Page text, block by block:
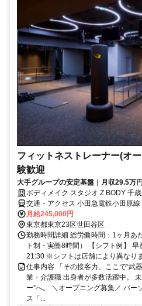
フィットネストレーナー(オ
験歓迎
大手グループの安定基盤｜月収29.5万
ボディメイク スタジオ Z BODY 千
交通・アクセス 小田急電鉄小田原
月給245,000円
東京都東京23区世田谷区
勤務時間詳細 総労働時間：1ヶ月あ
ト制・実働8時間） 【シフト例】
21:30 ※シフトは店舗により異なりま
仕事内容 「その接客力、ここで“武
業・介護職 出身者が多数活躍中。
ー”へ。 ＼オープニング募集／ パー
ス「...